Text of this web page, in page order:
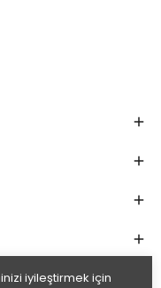
iyileştirmek için